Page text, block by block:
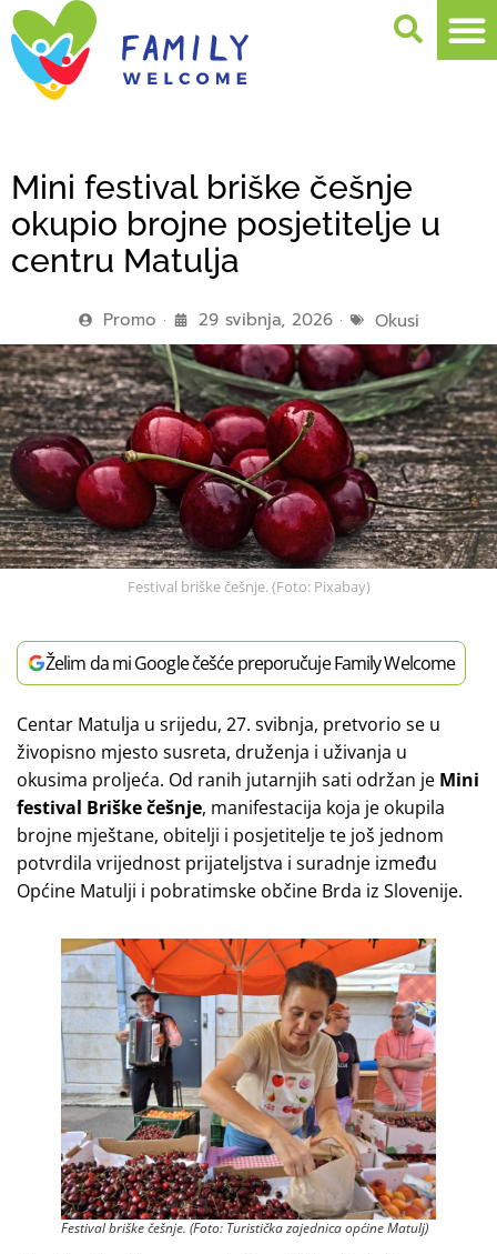
Mini festival briške češnje
okupio brojne posjetitelje u
centru Matulja
Promo 29 svibnja, 2026 Okusi
Festival briške češnje. (Foto: Pixabay)
Želim da mi Google češće preporučuje Family Welcome
Centar Matulja u srijedu, 27. svibnja, pretvorio se u
živopisno mjesto susreta, druženja i uživanja u
okusima proljeća. Od ranih jutarnjih sati održan je Mini
festival Briške češnje, manifestacija koja je okupila
brojne mještane, obitelji i posjetitelje te još jednom
potvrdila vrijednost prijateljstva i suradnje između
Općine Matulji i pobratimske občine Brda iz Slovenije.
Festival briške češnje. (Foto: Turistička zajednica općine Matulj)